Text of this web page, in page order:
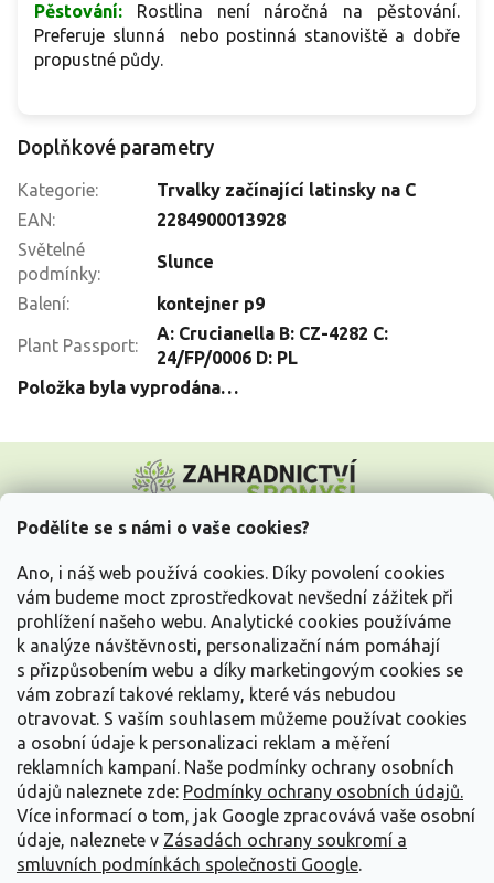
Podělíte se s námi o vaše cookies?
Ano, i náš web používá cookies. Díky povolení cookies
vám budeme moct zprostředkovat nevšední zážitek při
prohlížení našeho webu. Analytické cookies používáme
k analýze návštěvnosti, personalizační nám pomáhají
s přizpůsobením webu a díky marketingovým cookies se
vám zobrazí takové reklamy, které vás nebudou
otravovat. S vaším souhlasem můžeme používat cookies
a osobní údaje k personalizaci reklam a měření
reklamních kampaní. Naše podmínky ochrany osobních
údajů naleznete zde: Podmínky ochrany osobních údajů.
Více informací o tom, jak Google zpracovává vaše osobní
údaje, naleznete v Zásadách ochrany soukromí a
smluvních podmínkách společnosti Google.
Pěstování: Rostlina není náročná na pěstování.
Preferuje slunná nebo postinná stanoviště a dobře
propustné půdy.
Doplňkové parametry
Kategorie:
Trvalky začínající latinsky na C
EAN:
2284900013928
Světelné
podmínky:
Slunce
Balení: kontejner p9
Plant Passport:
A: Crucianella B: CZ-4282 C:
24/FP/0006 D: PL
Položka byla vyprodána…
p
Vše o nákupu
Informace pro Vás
Kontakujte nás